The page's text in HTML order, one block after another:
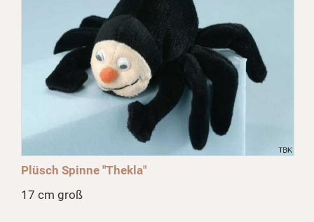
Plüsch Spinne "Thekla"
17 cm groß